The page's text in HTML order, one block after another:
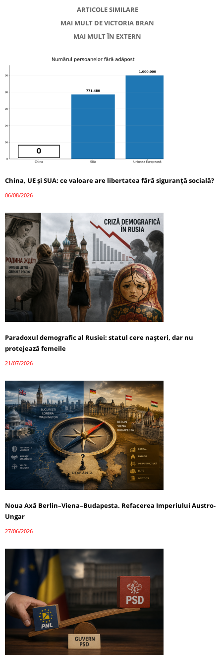
ARTICOLE SIMILARE
MAI MULT DE VICTORIA BRAN
MAI MULT ÎN EXTERN
China, UE și SUA: ce valoare are libertatea fără siguranță socială?
06/08/2026
Paradoxul demografic al Rusiei: statul cere nașteri, dar nu
protejează femeile
21/07/2026
Noua Axă Berlin–Viena–Budapesta. Refacerea Imperiului Austro-
Ungar
27/06/2026